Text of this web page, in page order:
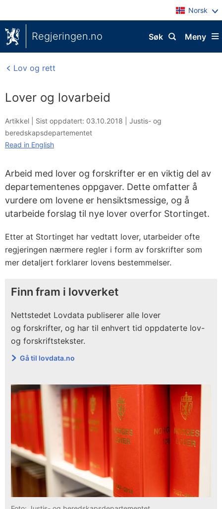
Norsk
Regjeringen.no Meny
Søk
Lov og rett
Lover og lovarbeid
Artikkel | Sist oppdatert: 03.10.2018
Justis- og
beredskapsdepartementet
Read in English
Arbeid med lover og forskrifter er en viktig del av
departementenes oppgaver. Dette omfatter å
vurdere om lovene er hensiktsmessige, og å
utarbeide forslag til nye lover overfor Stortinget.
Etter at Stortinget har vedtatt lover, utarbeider ofte
regjeringen nærmere regler i form av forskrifter som
mer detaljert forklarer lovens bestemmelser.
Finn fram i lovverket
Nettstedet Lovdata publiserer alle lover
og forskrifter, og har til enhvert tid oppdaterte lov-
og forskriftstekster.
Gå til lovdata.no